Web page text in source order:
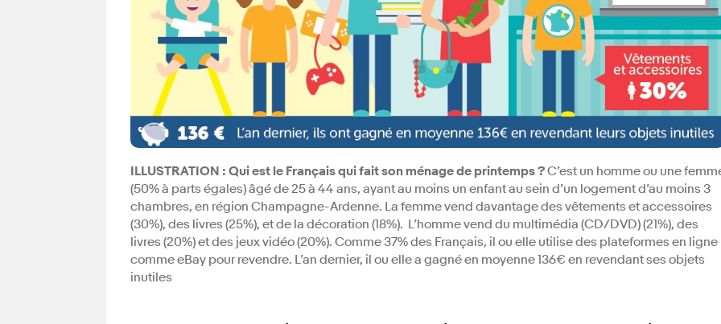
ILLUSTRATION : Qui est le Français qui fait son ménage de printemps ?C’est un homme ou une
(50% à parts égales) âgé de 25 à 44 ans, ayant au moins un enfant au sein d’un logement d’au moins 3
chambres, en région Champagne-Ardenne. La femme vend davantage des vêtements et accessoires
(30%), des livres (25%), et de la décoration (18%). L’homme vend du multimédia (CD/DVD) (21%), des
livres (20%) et des jeux vidéo (20%). Comme 37% des Français, il ou elle utilise des plateformes en ligne
comme eBay pour revendre. L’an dernier, il ou elle a gagné en moyenne 136€ en revendant ses objets
inutiles